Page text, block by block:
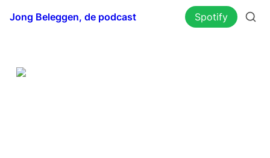
Jong Beleggen, de podcast Spotify